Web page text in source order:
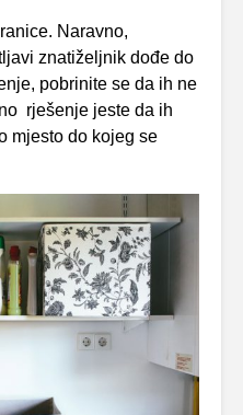
Naravno,
znatiželjnik dođe do
pobrinite se da ih ne
rješenje jeste da ih
mjesto do kojeg se